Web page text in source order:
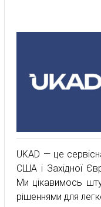
UKAD — це
США і Західної
Ми цікавимось
рішеннями для